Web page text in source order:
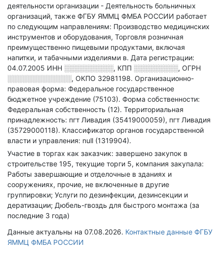
деятельности организации - Деятельность больничных
организаций, также ФГБУ ЯММЦ ФМБА РОССИИ работает
по следующим направлениям: Производство медицинских
инструментов и оборудования, Торговля розничная
преимущественно пищевыми продуктами, включая
напитки, и табачными изделиями в. Дата регистрации:
04.07.2005 ИНН ░░░░░░░░░░, КПП ░░░░░░░░░, ОГРН
░░░░░░░░░░░░░, ОКПО 32981198. Организационно-
правовая форма: Федеральное государственное
бюджетное учреждение (75103). Форма собственности:
Федеральная собственность (12). Территориальная
принадлежность: пгт Ливадия (35419000059), пгт Ливадия
(35729000118). Классификатор органов государственной
власти и управления: null (1319904).
Участие в торгах как заказчик: завершено закупок в
строительстве 195, текущие торги 5, компания закупала:
Работы завершающие и отделочные в зданиях и
сооружениях, прочие, не включенные в другие
группировки; Услуги по дезинфекции, дезинсекции и
дератизации; Дюбель-гвоздь для быстрого монтажа (за
последние 3 года)
Данные актуальны на 07.08.2026. Контактные данные ФГБУ
ЯММЦ ФМБА РОССИИ